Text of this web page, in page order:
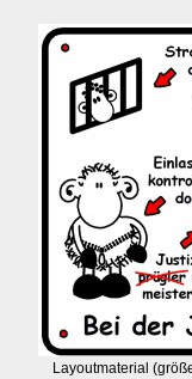
Layoutmaterial